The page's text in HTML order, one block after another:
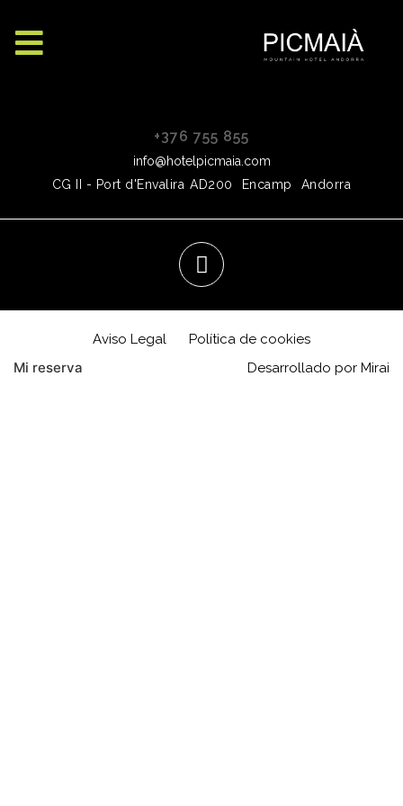
+376 755 855
info@hotelpicmaia.com
CG II - Port d'Envalira AD200 Encamp Andorra
Aviso Legal Política de cookies
Mi reserva Desarrollado por Mirai